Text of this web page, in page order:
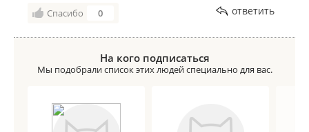
Спасибо 0 ответить
На кого подписаться
Мы подобрали список этих людей специально для вас.